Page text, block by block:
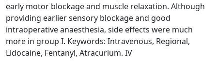
early motor blockage and muscle relaxation. Although
providing earlier sensory blockage and good
intraoperative anaesthesia, side effects were much
more in group I. Keywords: Intravenous, Regional,
Lidocaine, Fentanyl, Atracurium. IV